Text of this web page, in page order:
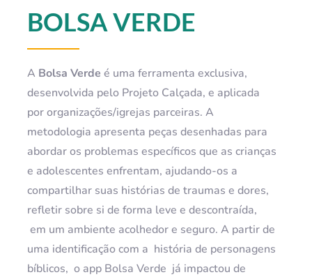
BOLSA VERDE
A Bolsa Verde é uma ferramenta exclusiva,
desenvolvida pelo Projeto Calçada, e aplicada
por organizações/igrejas parceiras. A
metodologia apresenta peças desenhadas para
abordar os problemas específicos que as crianças
e adolescentes enfrentam, ajudando-os a
compartilhar suas histórias de traumas e dores,
refletir sobre si de forma leve e descontraída,
em um ambiente acolhedor e seguro. A partir de
uma identificação com a história de personagens
bíblicos, o app Bolsa Verde já impactou de